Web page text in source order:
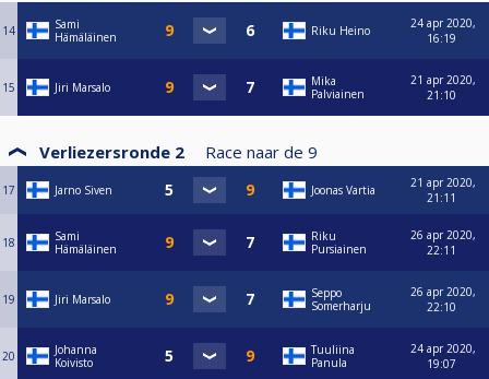
14
Sami
Hämäläinen
Riku Heino
24 apr 2020,
16:19
15 Jiri Marsalo
Mika
Palviainen
21 apr 2020,
21:10
Verliezersronde 2 Race naar de 9
17 Jarno Siven Joonas Vartia
21 apr 2020,
21:11
18
Sami
Hämäläinen
Riku
Pursiainen
26 apr 2020,
22:11
19 Jiri Marsalo
Seppo
Somerharju
26 apr 2020,
22:10
20
Johanna
Koivisto
Tuuliina
Panula
24 apr 2020,
19:07